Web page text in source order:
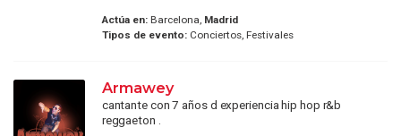
Actúa en:Barcelona, Madrid
Tipos de evento:Conciertos, Festivales
Armawey
cantante con 7 años d experiencia hip hop r&b
reggaeton .